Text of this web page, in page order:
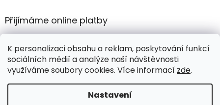
K personalizaci obsahu a reklam, poskytování funkcí
sociálních médií a analýze naší návštěvnosti
využíváme soubory cookies. Více informací zde.
Nastavení
Přijímáme online platby
Vytvořil Shoptet